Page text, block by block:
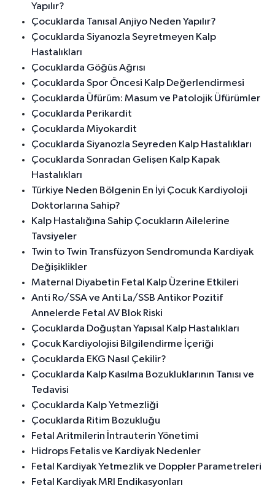
Yapılır?
Çocuklarda Tanısal Anjiyo Neden Yapılır?
Çocuklarda Siyanozla Seyretmeyen Kalp
Hastalıkları
Çocuklarda Göğüs Ağrısı
Çocuklarda Spor Öncesi Kalp Değerlendirmesi
Çocuklarda Üfürüm: Masum ve Patolojik Üfürümler
Çocuklarda Perikardit
Çocuklarda Miyokardit
Çocuklarda Siyanozla Seyreden Kalp Hastalıkları
Çocuklarda Sonradan Gelişen Kalp Kapak
Hastalıkları
Türkiye Neden Bölgenin En İyi Çocuk Kardiyoloji
Doktorlarına Sahip?
Kalp Hastalığına Sahip Çocukların Ailelerine
Tavsiyeler
Twin to Twin Transfüzyon Sendromunda Kardiyak
Değişiklikler
Maternal Diyabetin Fetal Kalp Üzerine Etkileri
Anti Ro/SSA ve Anti La/SSB Antikor Pozitif
Annelerde Fetal AV Blok Riski
Çocuklarda Doğuştan Yapısal Kalp Hastalıkları
Çocuk Kardiyolojisi Bilgilendirme İçeriği
Çocuklarda EKG Nasıl Çekilir?
Çocuklarda Kalp Kasılma Bozukluklarının Tanısı ve
Tedavisi
Çocuklarda Kalp Yetmezliği
Çocuklarda Ritim Bozukluğu
Fetal Aritmilerin İntrauterin Yönetimi
Hidrops Fetalis ve Kardiyak Nedenler
Fetal Kardiyak Yetmezlik ve Doppler Parametreleri
Fetal Kardiyak MRI Endikasyonları